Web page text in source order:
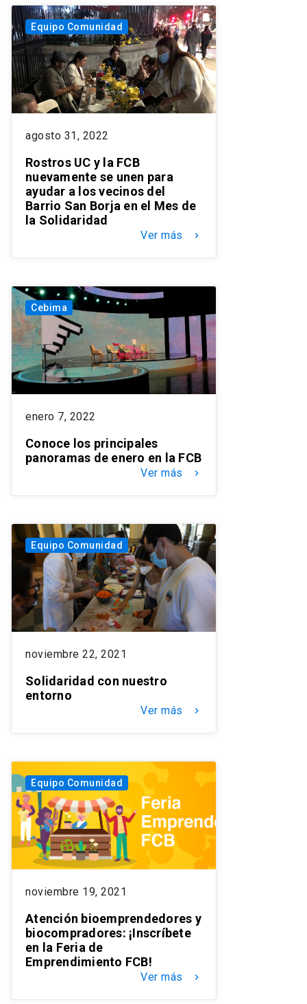
Equipo Comunidad
agosto 31, 2022
Rostros UC y la FCB
nuevamente se unen para
ayudar a los vecinos del
Barrio San Borja en el Mes de
la Solidaridad
Ver más keyboard_arrow_right
Cebima
enero 7, 2022
Conoce los principales
panoramas de enero en la FCB
Ver más keyboard_arrow_right
Equipo Comunidad
noviembre 22, 2021
Solidaridad con nuestro
entorno
Ver más keyboard_arrow_right
Equipo Comunidad
noviembre 19, 2021
Atención bioemprendedores y
biocompradores: ¡Inscríbete
en la Feria de
Emprendimiento FCB!
Ver más keyboard_arrow_right